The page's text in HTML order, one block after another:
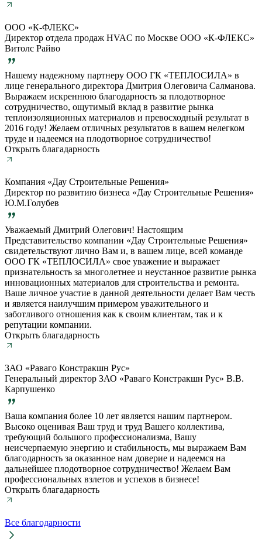
ООО «К-ФЛЕКС»
Директор отдела продаж HVAC по Москве ООО «К-ФЛЕКС»
Витолс Райво
Нашему надежному партнеру ООО ГК «ТЕПЛОСИЛА» в
лице генерального директора Дмитрия Олеговича Салманова.
Выражаем искреннюю благодарность за плодотворное
сотрудничество, ощутимый вклад в развитие рынка
теплоизоляционных материалов и превосходный результат в
2016 году! Желаем отличных результатов в вашем нелегком
труде и надеемся на плодотворное сотрудничество!
Открыть благадарность
Компания «Дау Строительные Решения»
Директор по развитию бизнеса «Дау Строительные Решения»
Ю.М.Голубев
Уважаемый Дмитрий Олегович! Настоящим
Представительство компании «Дау Строительные Решения»
свидетельствуют лично Вам и, в вашем лице, всей команде
ООО ГК «ТЕПЛОСИЛА» свое уважение и выражает
признательность за многолетнее и неустанное развитие рынка
инновационных материалов для строительства и ремонта.
Ваше личное участие в данной деятельности делает Вам честь
и является наилучшим примером уважительного и
заботливого отношения как к своим клиентам, так и к
репутации компании.
Открыть благадарность
ЗАО «Раваго Констракшн Рус»
Генеральный директор ЗАО «Раваго Констракшн Рус» В.В.
Карпушенко
Ваша компания более 10 лет является нашим партнером.
Высоко оценивая Ваш труд и труд Вашего коллектива,
требующий большого профессионализма, Вашу
неисчерпаемую энергию и стабильность, мы выражаем Вам
благодарность за оказанное нам доверие и надеемся на
дальнейшее плодотворное сотрудничество! Желаем Вам
профессиональных взлетов и успехов в бизнесе!
Открыть благадарность
Все благодарности